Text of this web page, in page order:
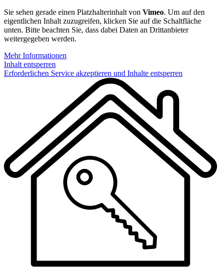
Sie sehen gerade einen Platzhalterinhalt von Vimeo. Um auf den
eigentlichen Inhalt zuzugreifen, klicken Sie auf die Schaltfläche
unten. Bitte beachten Sie, dass dabei Daten an Drittanbieter
weitergegeben werden.
Mehr Informationen
Inhalt entsperren
Erforderlichen Service akzeptieren und Inhalte entsperren